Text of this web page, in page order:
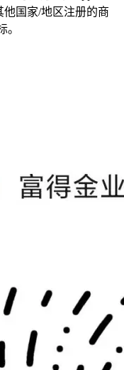
他国家/地区注册的商
。